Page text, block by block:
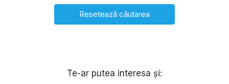
Resetează căutarea
Te-ar putea interesa și: